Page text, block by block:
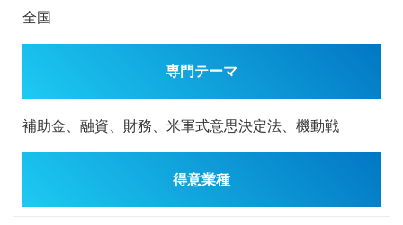
全国
専門テーマ
補助金、融資、財務、米軍式意思決定法、機動戦
得意業種